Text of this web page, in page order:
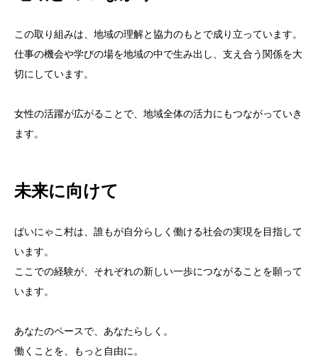
この取り組みは、地域の理解と協力のもとで成り立っています。
仕事の機会や学びの場を地域の中で生み出し、支え合う関係を大
切にしています。
女性の活躍が広がることで、地域全体の活力にもつながっていき
ます。
未来に向けて
ばいにゃこ村は、誰もが自分らしく働ける社会の実現を目指して
います。
ここでの経験が、それぞれの新しい一歩につながることを願って
います。
あなたのペースで、あなたらしく。
働くことを、もっと自由に。